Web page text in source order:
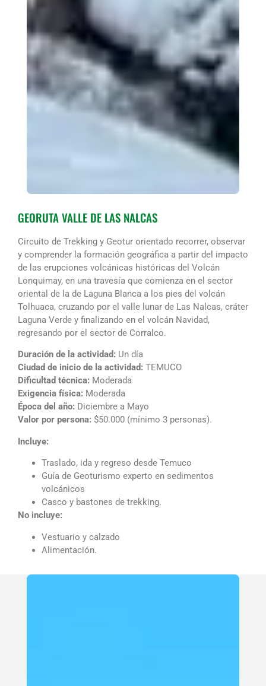
GEORUTA VALLE DE LAS NALCAS
Circuito de Trekking y Geotur orientado recorrer, observar
y comprender la formación geográfica a partir del impacto
de las erupciones volcánicas históricas del Volcán
Lonquimay, en una travesía que comienza en el sector
oriental de la de Laguna Blanca a los pies del volcán
Tolhuaca, cruzando por el valle lunar de Las Nalcas, cráter
Laguna Verde y finalizando en el volcán Navidad,
regresando por el sector de Corralco.
Duración de la actividad: Un día
Ciudad de inicio de la actividad: TEMUCO
Dificultad técnica: Moderada
Exigencia física: Moderada
Época del año: Diciembre a Mayo
Valor por persona: $50.000 (mínimo 3 personas).
Incluye:
Traslado, ida y regreso desde Temuco
Guía de Geoturismo experto en sedimentos
volcánicos
Casco y bastones de trekking.
No incluye:
Vestuario y calzado
Alimentación.